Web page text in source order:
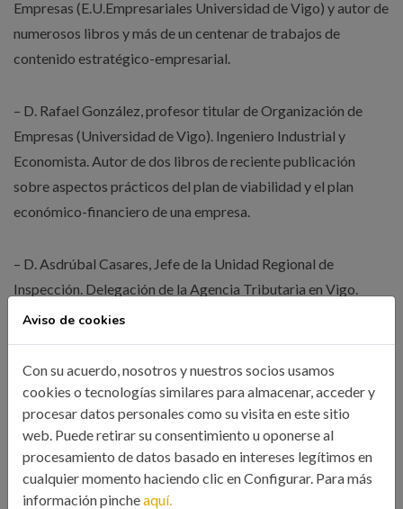
Empresas (E.U.Empresariales Universidad de Vigo) y autor de
numerosos libros y más de un centenar de trabajos de
contenido estratégico-empresarial.
– D. Rafael González, profesor titular de Organización de
Empresas (Universidad de Vigo). Ingeniero Industrial y
Economista. Autor de dos libros de reciente publicación
sobre aspectos prácticos del plan de viabilidad y el plan
económico-financiero de una empresa.
– D. Asdrúbal Casares, Jefe de la Unidad Regional de
Inspección. Delegación de la Agencia Tributaria en Vigo.
Inscripciones antes del 6 de febrero
Este seminario no está cerrado únicamente a colegiados, sino
que está dirigido a emprendedores, universitarios, directivos
y asesores de empresas, profesionales (ingenieros,
economistas, abogados, etc) y empresarios en general. La
cuota de inscripción para el público en general es de 275
Aviso de cookies
Con su acuerdo, nosotros y nuestros socios usamos
cookies o tecnologías similares para almacenar, acceder y
procesar datos personales como su visita en este sitio
web. Puede retirar su consentimiento u oponerse al
procesamiento de datos basado en intereses legítimos en
cualquier momento haciendo clic en Configurar. Para más
información pincheaquí.